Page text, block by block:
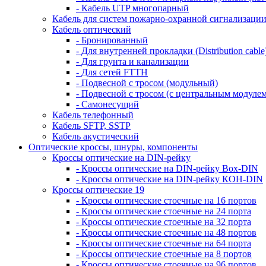
- Кабель UTP многопарный
Кабель для систем пожарно-охранной сигнализации
Кабель оптический
- Бронированный
- Для внутренней прокладки (Distribution
- Для грунта и канализации
- Для сетей FTTH
- Подвесной с тросом (модульный)
- Подвесной с тросом (с центральным
- Самонесущий
Кабель телефонный
Кабель SFTP, SSTP
Кабель акустический
Оптические кроссы, шнуры, компоненты
Кроссы оптические на DIN-рейку
- Кроссы оптические на DIN-рейку Box-DIN
- Кроссы оптические на DIN-рейку КОН-DIN
Кроссы оптические 19
- Кроссы оптические стоечные на 16 портов
- Кроссы оптические стоечные на 24 порта
- Кроссы оптические стоечные на 32 порта
- Кроссы оптические стоечные на 48 портов
- Кроссы оптические стоечные на 64 порта
- Кроссы оптические стоечные на 8 портов